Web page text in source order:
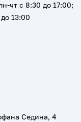
Седина, 4
чт с 8:30 до 17:00;
13:00